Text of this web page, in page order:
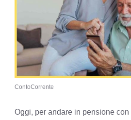
ContoCorrente
Oggi, per andare in pensione con